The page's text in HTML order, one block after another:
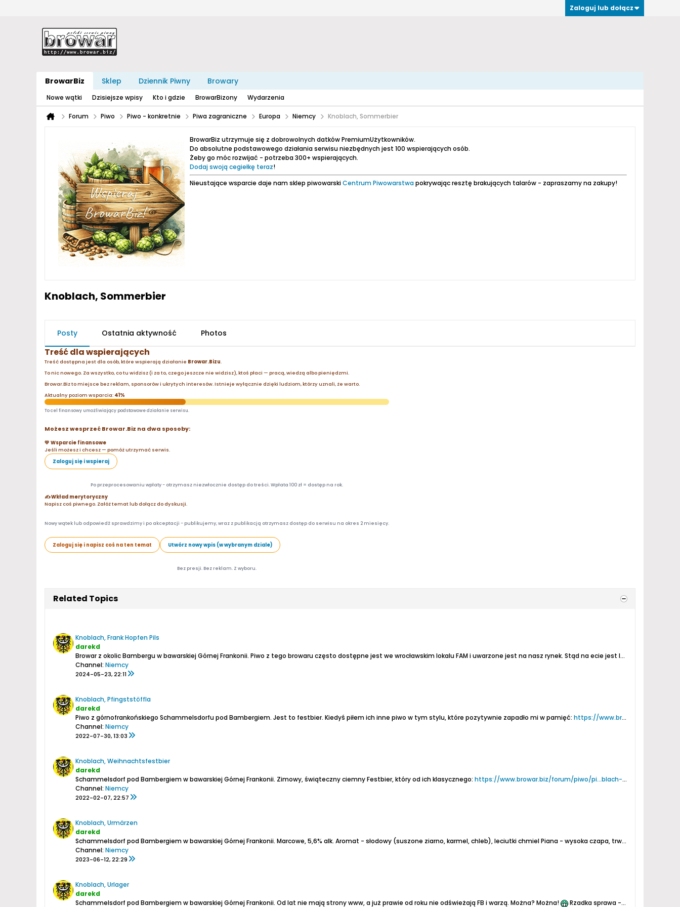
Zaloguj lub dołącz
BrowarBiz Sklep Dziennik Piwny Browary
Nowe wątki Dzisiejsze wpisy Kto i gdzie BrowarBizony Wydarzenia
Forum Piwo Piwo - konkretnie Piwa zagraniczne Europa Niemcy Knoblach, Sommerbier
BrowarBiz utrzymuje się z dobrowolnych datków PremiumUżytkowników.
Do absolutne podstawowego działania serwisu niezbędnych jest 100 wspierających osób.
Żeby go móc rozwijać - potrzeba 300+ wspierających.
Dodaj swoją cegiełkę teraz!
Nieustające wsparcie daje nam sklep piwowarskiCentrum Piwowarstwapokrywając resztę brakujących talarów - zapraszamy na zakupy!
Knoblach, Sommerbier
Posty Ostatnia aktywność Photos
Treść dla wspierających
Treść dostępna jest dla osób, które wspierają działanie Browar.Bizu.
To nic nowego. Za wszystko, co tu widzisz (i za to, czego jeszcze nie widzisz), ktoś płaci — pracą, wiedzą albo pieniędzmi.
Browar.Biz to miejsce bez reklam, sponsorów i ukrytych interesów. Istnieje wyłącznie dzięki ludziom, którzy uznali, że warto.
Aktualny poziom wsparcia: 41%
To cel finansowy umożliwiający podstawowe działanie serwisu.
Możesz wesprzeć Browar.Biz na dwa sposoby:
💛 Wsparcie finansowe
Jeśli możesz i chcesz — pomóż utrzymać serwis.
Zaloguj się i wspieraj
Po przeprocesowaniu wpłaty - otrzymasz niezwłocznie dostęp do treści. Wpłata 100 zł = dostęp na rok.
✍️ Wkład merytoryczny
Napisz coś piwnego. Załóż temat lub dołącz do dyskusji.
Nowy wątek lub odpowiedź sprawdzimy i po akceptacji - publikujemy, wraz z publikacją otrzymasz dostęp do serwisu na okres 2 miesięcy.
Zaloguj się i napisz coś na ten temat Utwórz nowy wpis (w wybranym dziale)
Bez presji. Bez reklam. Z wyboru.
Related Topics
Knoblach, Frank Hopfen Pils
darekd
Browar z okolic Bambergu w bawarskiej Górnej Frankonii. Piwo z tego browaru często dostępne jest we wrocławskim lokalu FAM i uwarzone jest na nasz rynek. Stąd na ecie jest logo lokalu oraz browaru Moon Lark (nie wiem jaka jest rola tego browaru przy warzeniu, bo w swoich mediach ledwo się...
Channel: Niemcy
2024-05-23, 22:11
Knoblach, Pfingststöffla
darekd
Piwo z górnofrankońskiego Schammelsdorfu pod Bambergiem. Jest to festbier. Kiedyś piłem ich inne piwo w tym stylu, które pozytywnie zapadło mi w pamięć: https://www.browar.biz/forum/piwo/pi...blach-festbier
Channel: Niemcy
2022-07-30, 13:03
Knoblach, Weihnachtsfestbier
darekd
Schammelsdorf pod Bambergiem w bawarskiej Górnej Frankonii. Zimowy, świąteczny ciemny Festbier, który od ich klasycznego: https://www.browar.biz/forum/piwo/pi...blach-festbier
Channel: Niemcy
2022-02-07, 22:57
Knoblach, Urmärzen
darekd
Schammelsdorf pod Bambergiem w bawarskiej Górnej Frankonii. Marcowe, 5,6% alk. Aromat - słodowy (suszone ziarno, karmel, chleb), leciutki chmielPiana - wysoka czapa, trwała, długa koronka, zostaje na szkle
Channel: Niemcy
2023-06-12, 22:29
Knoblach, Urlager
darekd
Schammelsdorf pod Bambergiem w bawarskiej Górnej Frankonii. Od lat nie mają strony www, a już prawie od roku nie odświeżają FB i warzą. Można? Można! Rzadka sprawa - wiedeńczyk spod Bambergu czyli vienna lager.